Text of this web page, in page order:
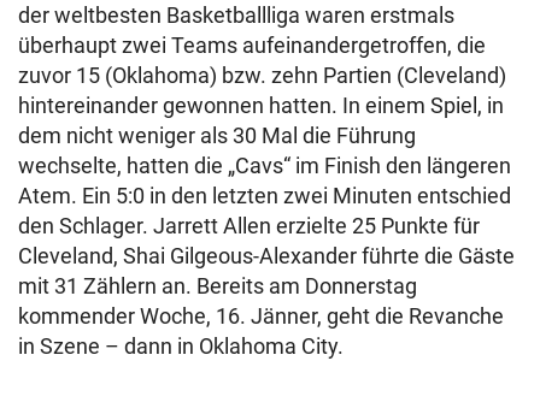
der weltbesten Basketballliga waren erstmals
überhaupt zwei Teams aufeinandergetroffen, die
zuvor 15 (Oklahoma) bzw. zehn Partien (Cleveland)
hintereinander gewonnen hatten. In einem Spiel, in
dem nicht weniger als 30 Mal die Führung
wechselte, hatten die „Cavs“ im Finish den längeren
Atem. Ein 5:0 in den letzten zwei Minuten entschied
den Schlager. Jarrett Allen erzielte 25 Punkte für
Cleveland, Shai Gilgeous-Alexander führte die Gäste
mit 31 Zählern an. Bereits am Donnerstag
kommender Woche, 16. Jänner, geht die Revanche
in Szene – dann in Oklahoma City.